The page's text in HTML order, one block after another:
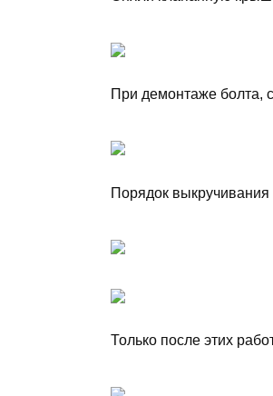
При демонтаже болта,
Порядок выкручивания
Только после этих